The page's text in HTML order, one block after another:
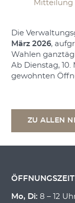
Mitteilung
Die
März 2026,
Wahlen
Ab Dienstag,
gewohnten
ZU ALLEN
Mo, Di: 8 – 12